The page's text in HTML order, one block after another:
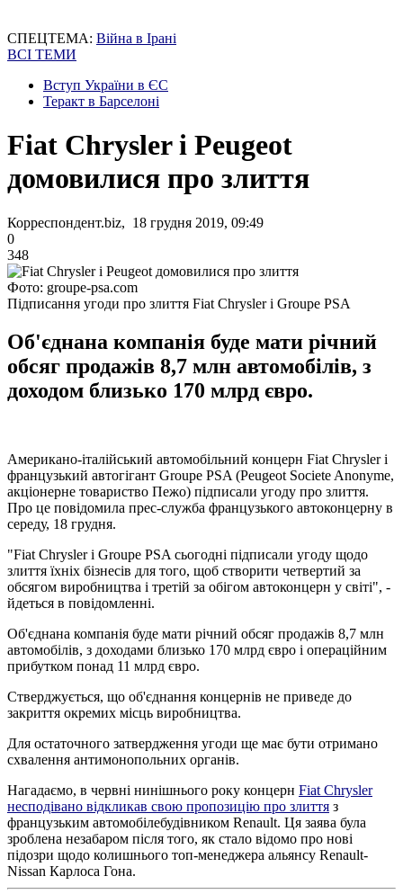
СПЕЦТЕМА: Війна в Ірані
ВСІ ТЕМИ
Вступ України в ЄС
Теракт в Барселоні
Fiat Chrysler і Peugeot
домовилися про злиття
Корреспондент.biz, 18 грудня 2019, 09:49
0
348
Фото: groupe-psa.com
Підписання угоди про злиття Fiat Chrysler і Groupe PSA
Об'єднана компанія буде мати річний
обсяг продажів 8,7 млн автомобілів, з
доходом близько 170 млрд євро.
Американо-італійський автомобільний концерн Fiat Chrysler і
французький автогігант Groupe PSA (Peugeot Societe Anonyme,
акціонерне товариство Пежо) підписали угоду про злиття.
Про це повідомила прес-служба французького автоконцерну в
середу, 18 грудня.
"Fiat Chrysler і Groupe PSA сьогодні підписали угоду щодо
злиття їхніх бізнесів для того, щоб створити четвертий за
обсягом виробництва і третій за обігом автоконцерн у світі", -
йдеться в повідомленні.
Об'єднана компанія буде мати річний обсяг продажів 8,7 млн
автомобілів, з доходами близько 170 млрд євро і операційним
прибутком понад 11 млрд євро.
Стверджується, що об'єднання концернів не приведе до
закриття окремих місць виробництва.
Для остаточного затвердження угоди ще має бути отримано
схвалення антимонопольних органів.
Нагадаємо, в червні нинішнього року концерн Fiat Chrysler
несподівано відкликав свою пропозицію про злиття з
французьким автомобілебудівником Renault. Ця заява була
зроблена незабаром після того, як стало відомо про нові
підозри щодо колишнього топ-менеджера альянсу Renault-
Nissan Карлоса Гона.